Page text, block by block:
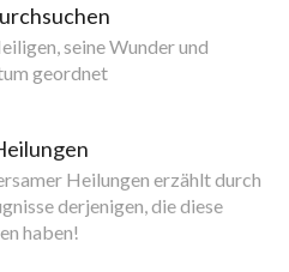
seine Wunder und
geordnet
Heilungen erzählt durch
derjenigen, die diese
haben!